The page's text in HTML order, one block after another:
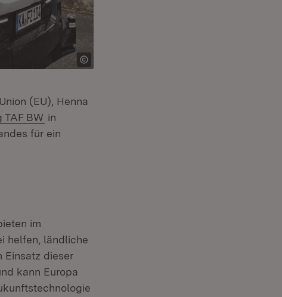
(EU), Henna
BW (Öffnet in neuem Fenster)
in
für ein
im
helfen, ländliche
Einsatz dieser
kann Europa